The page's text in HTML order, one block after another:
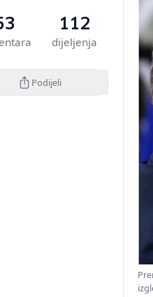
112
dijeljenja
Podijeli